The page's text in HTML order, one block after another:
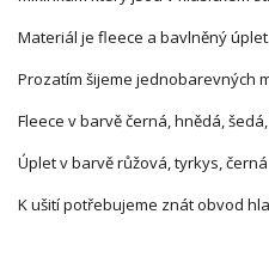
Materiál je fleece a bavlněný úplet.
Prozatím šijeme jednobarevných
Fleece v barvě černá, hnědá,
Úplet v barvě růžová, tyrkys, černá
K ušití potřebujeme znát obvod